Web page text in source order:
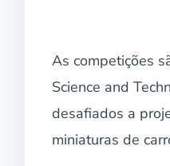
As competições
Science and
desafiados a
miniaturas de